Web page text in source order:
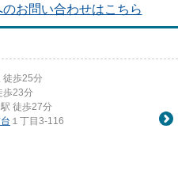
お問い合わせはこちら
徒歩25分
歩23分
駅 徒歩27分
１丁目3-116